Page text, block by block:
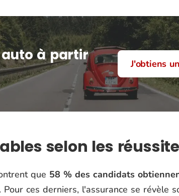
à partir
J'obtiens
selon les
que 58 % des candidats
ces derniers, l'assurance se révèle